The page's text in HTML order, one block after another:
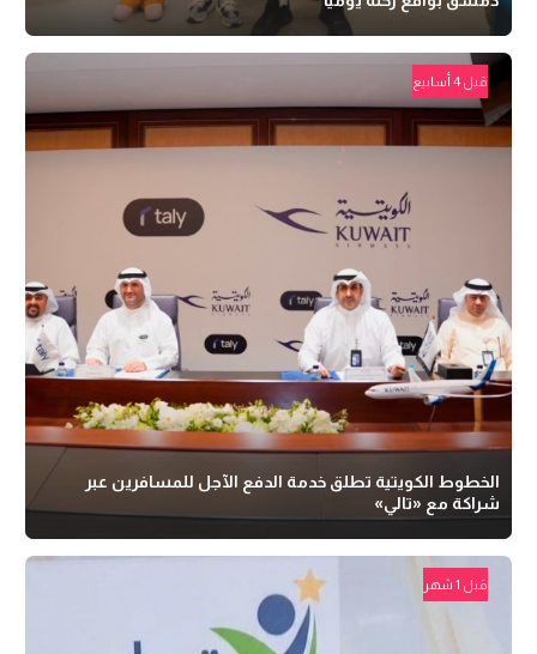
قبل 4 أسابيع
الخطوط الكويتية تطلق خدمة الدفع الآجل للمسافرين عبر
شراكة مع «تالي»
قبل 1 شهر